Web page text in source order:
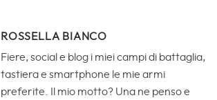
ROSSELLA BIANCO
Fiere, social e blog i miei campi di battaglia,
tastiera e smartphone le mie armi
preferite. Il mio motto? Una ne penso e